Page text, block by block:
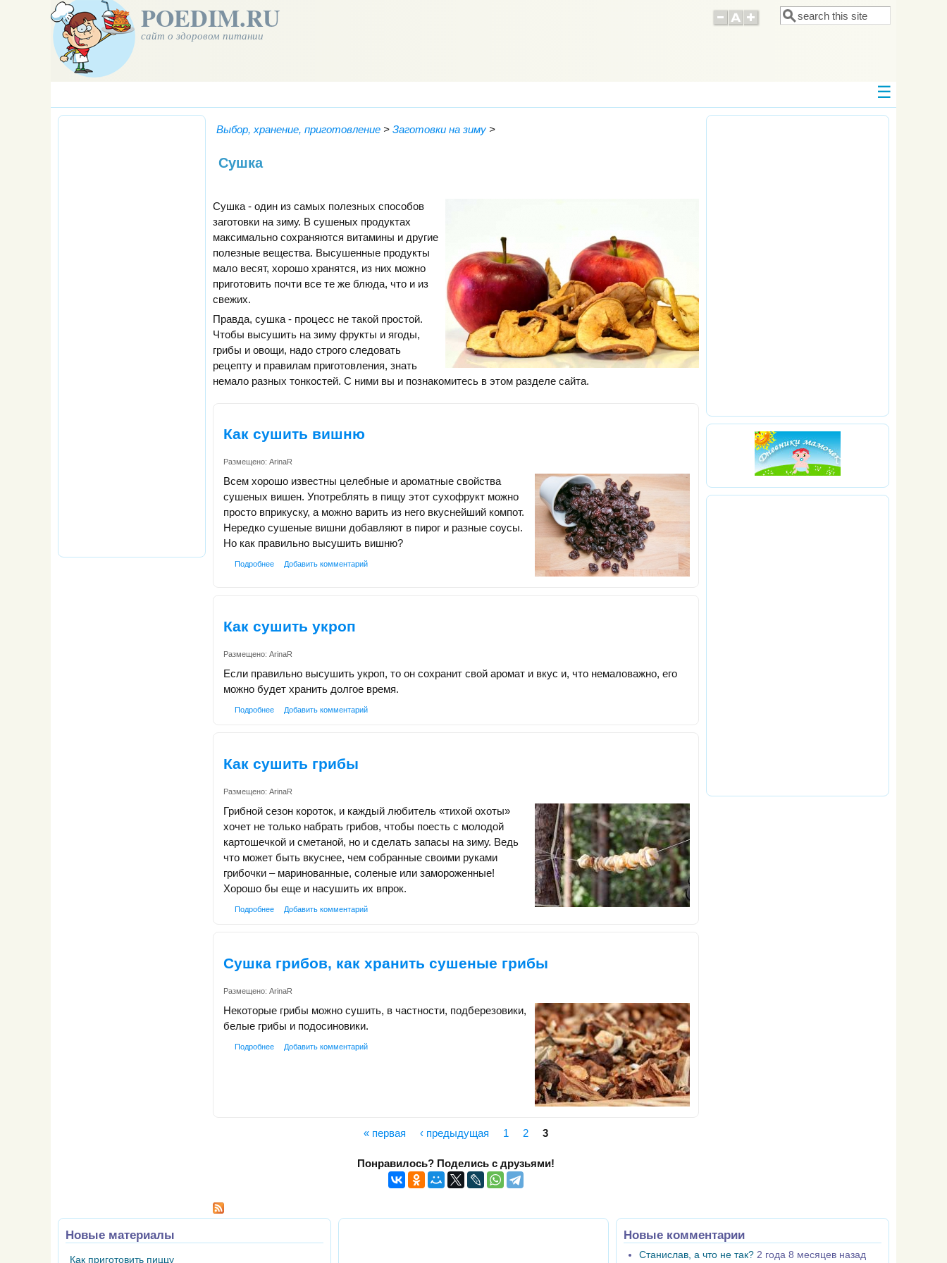
POEDIM.RU
сайт о здоровом питании
Форма поиска
Поиск
Выбор, хранение, приготовление > Заготовки на зиму >
Сушка
Сушка - один из самых полезных способов
заготовки на зиму. В сушеных продуктах
максимально сохраняются витамины и другие
полезные вещества. Высушенные продукты
мало весят, хорошо хранятся, из них можно
приготовить почти все те же блюда, что и из
свежих.
Правда, сушка - процесс не такой простой.
Чтобы высушить на зиму фрукты и ягоды,
грибы и овощи, надо строго следовать
рецепту и правилам приготовления, знать
немало разных тонкостей. С ними вы и познакомитесь в этом разделе сайта.
Как сушить вишню
Размещено: ArinaR
Всем хорошо известны целебные и ароматные свойства
сушеных вишен. Употреблять в пищу этот сухофрукт можно
просто вприкуску, а можно варить из него вкуснейший компот.
Нередко сушеные вишни добавляют в пирог и разные соусы.
Но как правильно высушить вишню?
Подробнее Добавить комментарий
Как сушить укроп
Размещено: ArinaR
Если правильно высушить укроп, то он сохранит свой аромат и вкус и, что немаловажно, его
можно будет хранить долгое время.
Подробнее Добавить комментарий
Как сушить грибы
Размещено: ArinaR
Грибной сезон короток, и каждый любитель «тихой охоты»
хочет не только набрать грибов, чтобы поесть с молодой
картошечкой и сметаной, но и сделать запасы на зиму. Ведь
что может быть вкуснее, чем собранные своими руками
грибочки – маринованные, соленые или замороженные!
Хорошо бы еще и насушить их впрок.
Подробнее Добавить комментарий
Сушка грибов, как хранить сушеные грибы
Размещено: ArinaR
Некоторые грибы можно сушить, в частности, подберезовики,
белые грибы и подосиновики.
Подробнее Добавить комментарий
« первая ‹ предыдущая 1 2 3
Понравилось? Поделись с друзьями!
Новые материалы
Как приготовить пиццу
Новые комментарии
Станислав, а что не так? 2 года 8 месяцев назад